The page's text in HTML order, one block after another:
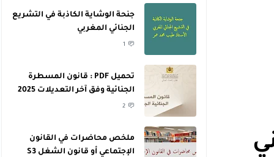
جنحة الوشاية الكاذبة في التشريع
الجنائي المغربي
1
تحميل PDF : قانون المسطرة
الجنائية وفق آخر التعديلات 2025
2
ملخص محاضرات في القانون
الإجتماعي أو قانون الشغل S3